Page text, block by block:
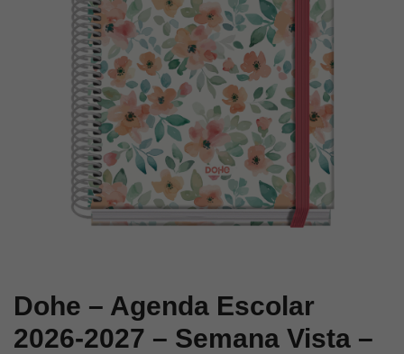
Semana
Vista
Tamaño
Modelo
Cerezas
Semana
Vista
Tamaño
A5
Modelo
Lovely
Dohe – Agenda Escolar
2026-2027 – Semana Vista –